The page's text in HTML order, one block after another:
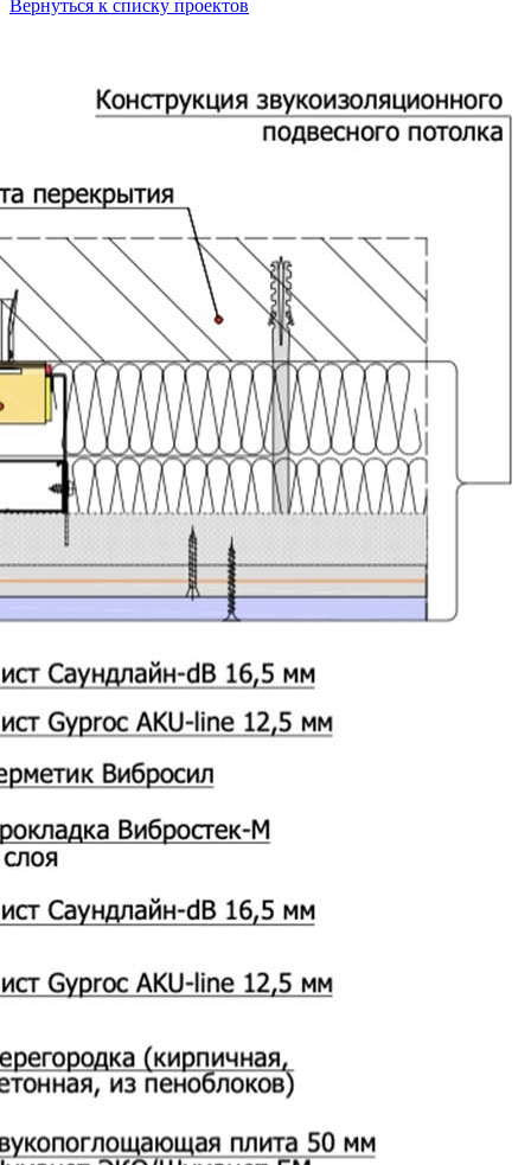
Вернуться к списку проектов